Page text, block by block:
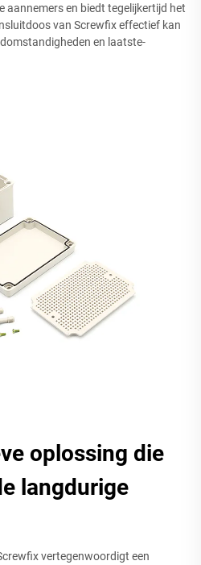
aannemers en biedt tegelijkertijd het
van Screwfix effectief kan
en laatste-
oplossing die
langdurige
vertegenwoordigt een